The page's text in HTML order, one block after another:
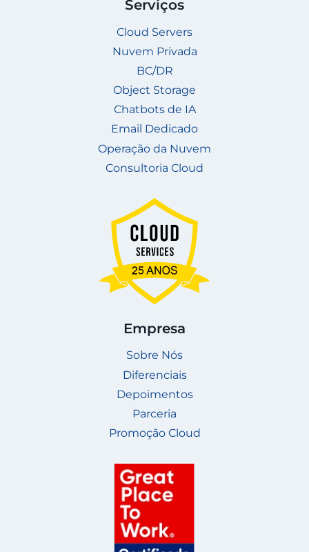
Serviços
Cloud Servers
Nuvem Privada
BC/DR
Object Storage
Chatbots de IA
Email Dedicado
Operação da Nuvem
Consultoria Cloud
Empresa
Sobre Nós
Diferenciais
Depoimentos
Parceria
Promoção Cloud